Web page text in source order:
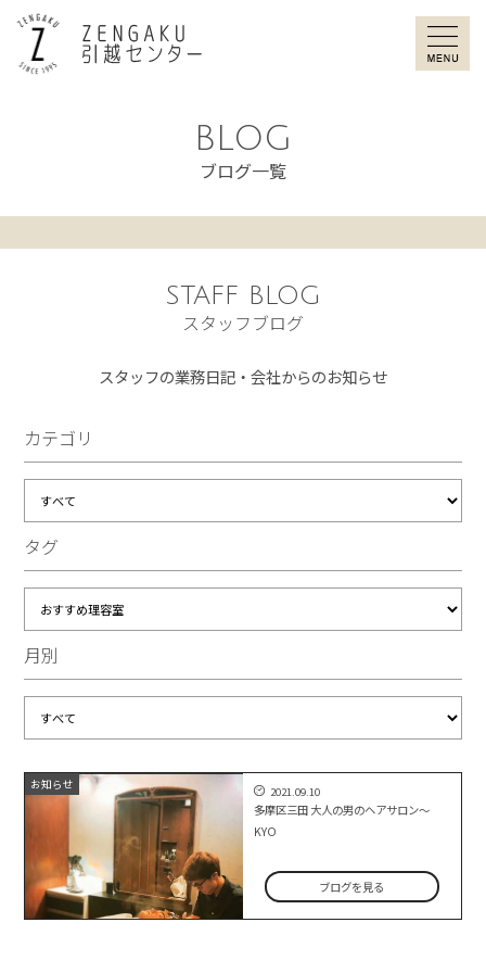
ZENGAKU引
BLOG
ブログ一覧
STAFF BLOG
スタッフブログ
スタッフの業務日記・会社からのお知らせ
カテゴリ
タグ
月別
お知らせ 2021.09.10
多摩区三田 大人の男のヘアサロン～
KYO
ブログを見る